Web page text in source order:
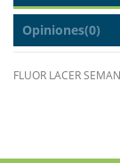
Opiniones(0)
FLUOR LACER